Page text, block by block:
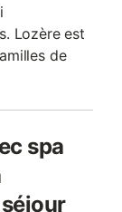
Lozère est
de
spa